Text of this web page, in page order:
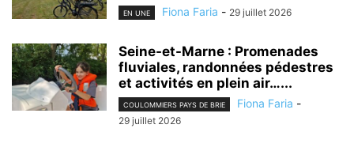
EN UNE Fiona Faria - 29 juillet 2026
Seine-et-Marne : Promenades
fluviales, randonnées pédestres
et activités en plein air…...
COULOMMIERS PAYS DE BRIE Fiona Faria -
29 juillet 2026